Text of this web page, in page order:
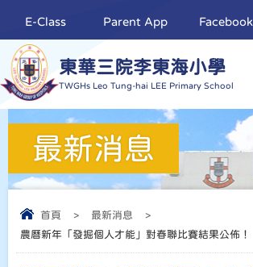
東華三院李東海小學
TWGHs Leo Tung-hai LEE Primary School
E-Class Parent App Facebook
最新消息
首頁 > 最新消息
>
農曆新年「發掘個人才能」對春聯比賽結果公佈！